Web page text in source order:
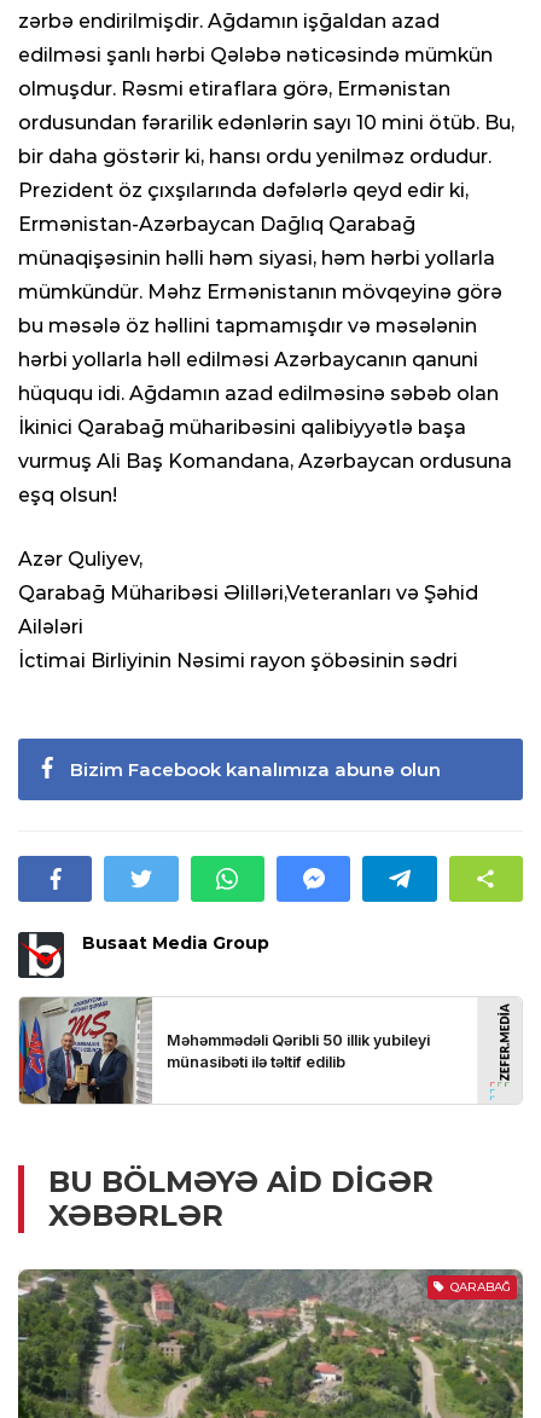
zərbə endirilmişdir. Ağdamın işğaldan azad
edilməsi şanlı hərbi Qələbə nəticəsində mümkün
olmuşdur. Rəsmi etiraflara görə, Ermənistan
ordusundan fərarilik edənlərin sayı 10 mini ötüb. Bu,
bir daha göstərir ki, hansı ordu yenilməz ordudur.
Prezident öz çıxşılarında dəfələrlə qeyd edir ki,
Ermənistan-Azərbaycan Dağlıq Qarabağ
münaqişəsinin həlli həm siyasi, həm hərbi yollarla
mümkündür. Məhz Ermənistanın mövqeyinə görə
bu məsələ öz həllini tapmamışdır və məsələnin
hərbi yollarla həll edilməsi Azərbaycanın qanuni
hüququ idi. Ağdamın azad edilməsinə səbəb olan
İkinici Qarabağ müharibəsini qalibiyyətlə başa
vurmuş Ali Baş Komandana, Azərbaycan ordusuna
eşq olsun!
Azər Quliyev,
Qarabağ Müharibəsi Əlilləri,Veteranları və Şəhid
Ailələri
İctimai Birliyinin Nəsimi rayon şöbəsinin sədri
Bizim Facebook kanalımıza abunə olun
Busaat Media Group
BU BÖLMƏYƏ AID DIGƏR
XƏBƏRLƏR
QARABAĞ